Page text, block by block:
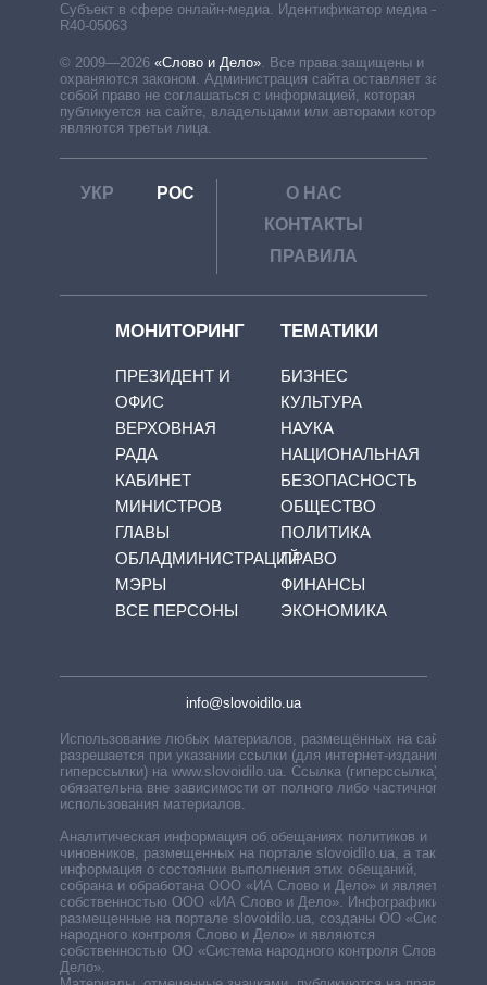
Субъект в сфере онлайн-медиа. Идентификатор медиа –
R40-05063
© 2009—2026 «Слово и Дело». Все права защищены и
охраняются законом. Администрация сайта оставляет за
собой право не соглашаться с информацией, которая
публикуется на сайте, владельцами или авторами которой
являются третьи лица.
УКР РОС
О НАС
КОНТАКТЫ
ПРАВИЛА
МОНИТОРИНГ
ПРЕЗИДЕНТ И
ОФИС
ВЕРХОВНАЯ
РАДА
КАБИНЕТ
МИНИСТРОВ
ГЛАВЫ
ОБЛАДМИНИСТРАЦИЙ
МЭРЫ
ВСЕ ПЕРСОНЫ
ТЕМАТИКИ
БИЗНЕС
КУЛЬТУРА
НАУКА
НАЦИОНАЛЬНАЯ
БЕЗОПАСНОСТЬ
ОБЩЕСТВО
ПОЛИТИКА
ПРАВО
ФИНАНСЫ
ЭКОНОМИКА
info@slovoidilo.ua
Использование любых материалов, размещённых на сайте,
разрешается при указании ссылки (для интернет-изданий —
гиперссылки) на www.slovoidilo.ua. Ссылка (гиперссылка)
обязательна вне зависимости от полного либо частичного
использования материалов.
Аналитическая информация об обещаниях политиков и
чиновников, размещенных на портале slovoidilo.ua, а также
информация о состоянии выполнения этих обещаний,
собрана и обработана ООО «ИА Слово и Дело» и является
собственностью ООО «ИА Слово и Дело». Инфографики,
размещенные на портале slovoidilo.ua, созданы ОО «Система
народного контроля Слово и Дело» и являются
собственностью ОО «Система народного контроля Слово и
Дело».